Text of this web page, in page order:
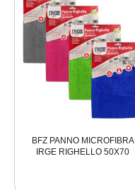
BFZ PANNO MICROFIBRA
IRGE RIGHELLO 50X70